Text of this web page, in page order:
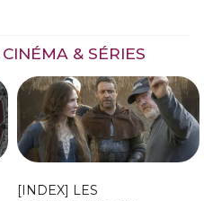
& SÉRIES
[INDEX] LES